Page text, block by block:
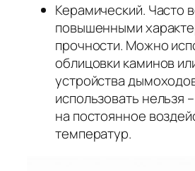
Керамический. Часто
повышенными
прочности. Можно
облицовки каминов
устройства
использовать нельзя
на постоянное
температур.